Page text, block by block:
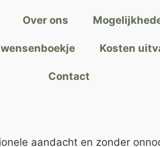
Over ons
Kosten
Contact
aandacht en zonder